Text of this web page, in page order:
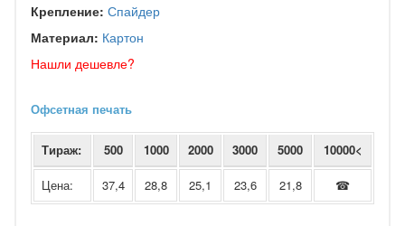
Крепление: Спайдер
Материал: Картон
Нашли дешевле?
Офсетная печать
Тираж: 500 1000 2000 3000 5000 10000<
Цена: 37,4 28,8 25,1 23,6 21,8 ☎